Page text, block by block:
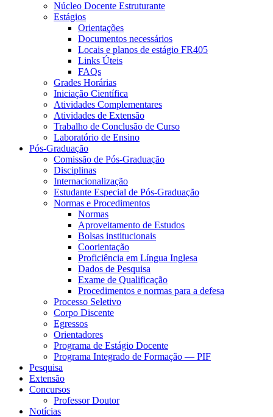
Núcleo Docente Estruturante
Estágios
Orientações
Documentos necessários
Locais e planos de estágio FR405
Links Úteis
FAQs
Grades Horárias
Iniciação Científica
Atividades Complementares
Atividades de Extensão
Trabalho de Conclusão de Curso
Laboratório de Ensino
Pós-Graduação
Comissão de Pós-Graduação
Disciplinas
Internacionalização
Estudante Especial de Pós-Graduação
Normas e Procedimentos
Normas
Aproveitamento de Estudos
Bolsas institucionais
Coorientação
Proficiência em Língua Inglesa
Dados de Pesquisa
Exame de Qualificação
Procedimentos e normas para a defesa
Processo Seletivo
Corpo Discente
Egressos
Orientadores
Programa de Estágio Docente
Programa Integrado de Formação — PIF
Pesquisa
Extensão
Concursos
Professor Doutor
Notícias